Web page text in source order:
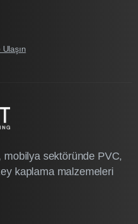
Ulaşın
sektöründe PVC,
kaplama malzemeleri